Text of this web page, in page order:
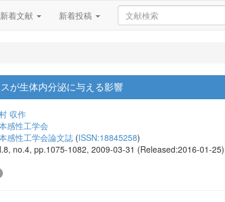
新着文献 新着投稿
が生体内分泌に与える影響
収作
感性工学会
感性工学会論文誌 (ISSN:18845258)
no.4, pp.1075-1082, 2009-03-31 (Released:2016-01-25)